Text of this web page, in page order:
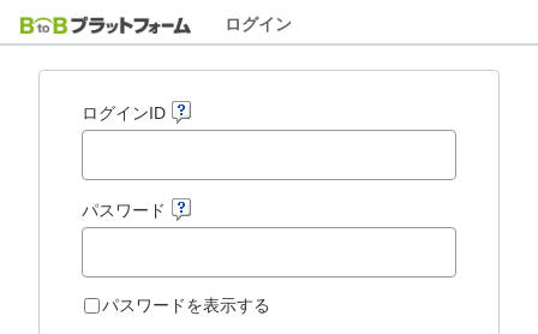
ログイン
ログインID
パスワード
パスワードを表示する